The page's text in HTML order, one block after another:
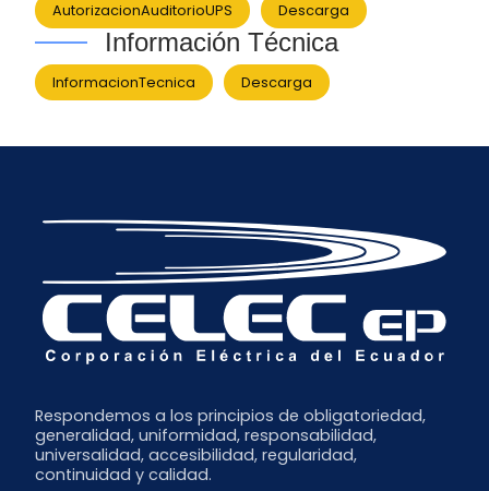
AutorizacionAuditorioUPS Descarga
Información Técnica
InformacionTecnica Descarga
Respondemos a los principios de obligatoriedad,
generalidad, uniformidad, responsabilidad,
universalidad, accesibilidad, regularidad,
continuidad y calidad.